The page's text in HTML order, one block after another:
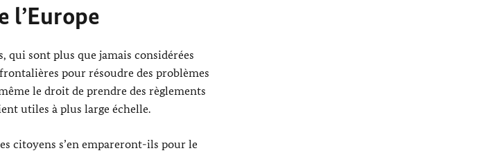
l’Europe
sont plus que jamais considérées
pour résoudre des problèmes
le droit de prendre des règlements
utiles à plus large échelle.
citoyens s’en empareront-ils pour le